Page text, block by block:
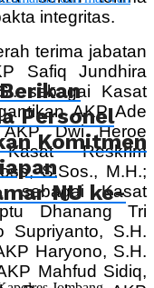
integritas.
terima jabatan
Safiq Jundhira
sebagai Kasat
AKP Ade
Dwi Heroe
Reskrim
S.Sos., M.H.;
sebagai Kasat
Dhanang Tri
Supriyanto, S.H.
Haryono, S.H.
Mahfud Sidiq,
Personel
Komitmen
NU ke-